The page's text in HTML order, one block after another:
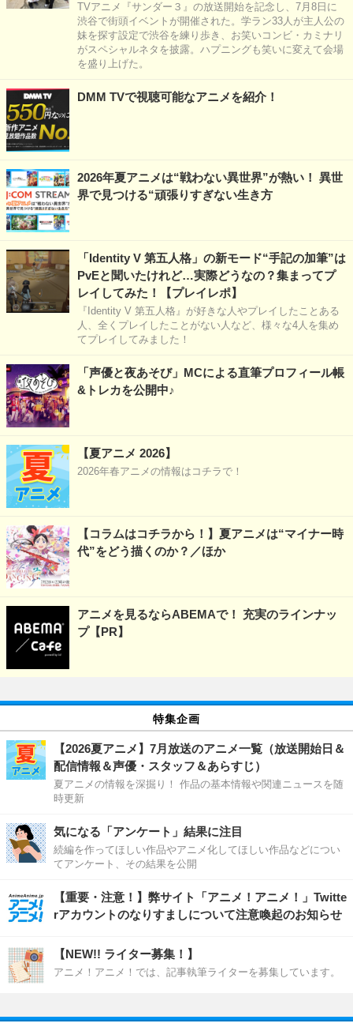
TVアニメ『サンダー３』の放送開始を記念し、7月8日に
渋谷で街頭イベントが開催された。学ラン33人が主人公の
妹を探す設定で渋谷を練り歩き、お笑いコンビ・カミナリ
がスペシャルネタを披露。ハプニングも笑いに変えて会場
を盛り上げた。
DMM TVで視聴可能なアニメを紹介！
2026年夏アニメは“戦わない異世界”が熱い！ 異世
界で見つける“頑張りすぎない生き方
「Identity V 第五人格」の新モード“手記の加筆”は
PvEと聞いたけれど…実際どうなの？集まってプ
レイしてみた！【プレイレポ】
『Identity V 第五人格』が好きな人やプレイしたことある
人、全くプレイしたことがない人など、様々な4人を集め
てプレイしてみました！
「声優と夜あそび」MCによる直筆プロフィール帳
&トレカを公開中♪
【夏アニメ 2026】
2026年春アニメの情報はコチラで！
【コラムはコチラから！】夏アニメは“マイナー時
代”をどう描くのか？／ほか
アニメを見るならABEMAで！ 充実のラインナッ
プ【PR】
特集企画
【2026夏アニメ】7月放送のアニメ一覧（放送開始日＆
配信情報＆声優・スタッフ＆あらすじ）
夏アニメの情報を深掘り！ 作品の基本情報や関連ニュースを随
時更新
気になる「アンケート」結果に注目
続編を作ってほしい作品やアニメ化してほしい作品などについ
てアンケート、その結果を公開
【重要・注意！】弊サイト「アニメ！アニメ！」Twitte
rアカウントのなりすましについて注意喚起のお知らせ
【NEW!! ライター募集！】
アニメ！アニメ！では、記事執筆ライターを募集しています。